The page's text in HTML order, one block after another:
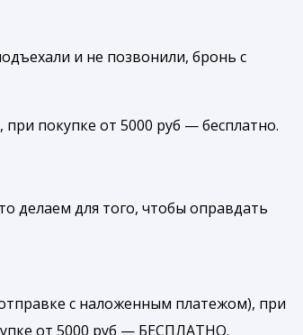
и не позвонили, бронь с
покупке от 5000 руб — бесплатно.
делаем для того, чтобы оправдать
с наложенным платежом), при
от 5000 руб — БЕСПЛАТНО.